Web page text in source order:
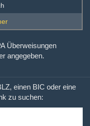
Überweisungen
angegeben.
einen BIC oder eine
zu suchen: